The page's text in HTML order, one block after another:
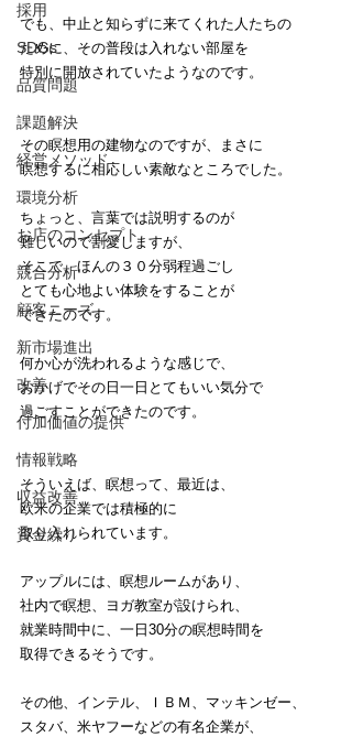
採用
SDGs
品質問題
課題解決
経営メソッド
環境分析
お店のコンセプト
競合分析
顧客ニーズ
新市場進出
改善
付加価値の提供
情報戦略
収益改善
資金繰り
でも、中止と知らずに来てくれた人たちの
ために、その普段は入れない部屋を
特別に開放されていたようなのです。
その瞑想用の建物なのですが、まさに
瞑想するに相応しい素敵なところでした。
ちょっと、言葉では説明するのが
難しいので割愛しますが、
そこで、ほんの３０分弱程過ごし
とても心地よい体験をすることが
できたのです。
何か心が洗われるような感じで、
おかげでその日一日とてもいい気分で
過ごすことができたのです。
そういえば、瞑想って、最近は、
欧米の企業では積極的に
取り入れられています。
アップルには、瞑想ルームがあり、
社内で瞑想、ヨガ教室が設けられ、
就業時間中に、一日30分の瞑想時間を
取得できるそうです。
その他、インテル、ＩＢＭ、マッキンゼー、
スタバ、米ヤフーなどの有名企業が、